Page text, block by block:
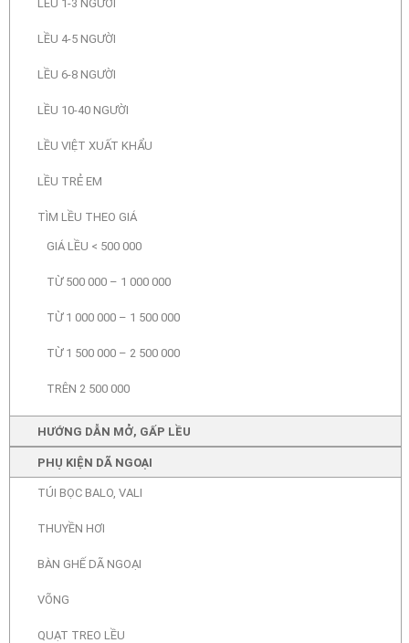
LỀU 1-3 NGƯỜI
LỀU 4-5 NGƯỜI
LỀU 6-8 NGƯỜI
LỀU 10-40 NGƯỜI
LỀU VIỆT XUẤT KHẨU
LỀU TRẺ EM
TÌM LỀU THEO GIÁ
GIÁ LỀU < 500 000
TỪ 500 000 – 1 000 000
TỪ 1 000 000 – 1 500 000
TỪ 1 500 000 – 2 500 000
TRÊN 2 500 000
HƯỚNG DẪN MỞ, GẤP LỀU
PHỤ KIỆN DÃ NGOẠI
TÚI BỌC BALO, VALI
THUYỀN HƠI
BÀN GHẾ DÃ NGOẠI
VÕNG
QUẠT TREO LỀU